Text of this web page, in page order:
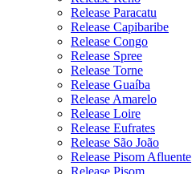
Release Paracatu
Release Capibaribe
Release Congo
Release Spree
Release Torne
Release Guaíba
Release Amarelo
Release Loire
Release Eufrates
Release São João
Release Pisom Afluente
Release Pisom